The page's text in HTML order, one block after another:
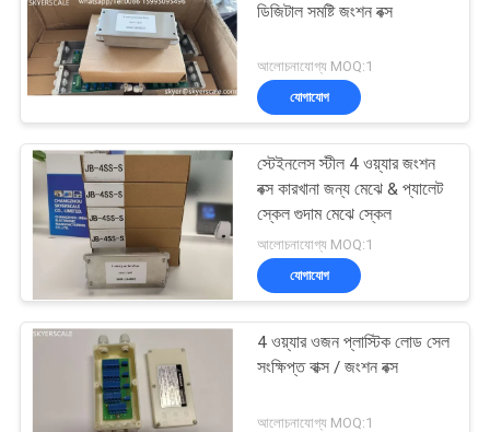
একটি
উদ্ধৃতি
অনুরোধ
করুন
সাইট
PRIVACY
POLICY
ডিজিটাল সমষ্টি জংশন বক্স
আলোচনাযোগ্য MOQ:1
যোগাযোগ
স্টেইনলেস স্টীল 4 ওয়্যার জংশন
বক্স কারখানা জন্য মেঝে & প্যালেট
স্কেল গুদাম মেঝে স্কেল
আলোচনাযোগ্য MOQ:1
যোগাযোগ
4 ওয়্যার ওজন প্লাস্টিক লোড সেল
সংক্ষিপ্ত বাক্স / জংশন বক্স
আলোচনাযোগ্য MOQ:1